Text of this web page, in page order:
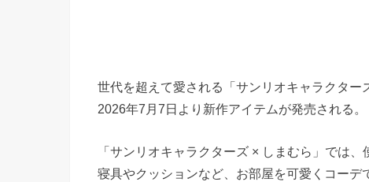
世代を超えて愛される「サンリオキャラクター
2026年7月7日より新作アイテムが発売される。
「サンリオキャラクターズ × しまむら」では
寝具やクッションなど、お部屋を可愛くコーデ